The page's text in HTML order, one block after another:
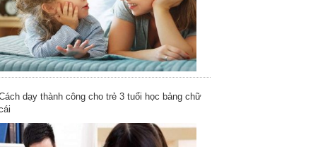
dạy thành công cho trẻ 3 tuổi học bảng chữ